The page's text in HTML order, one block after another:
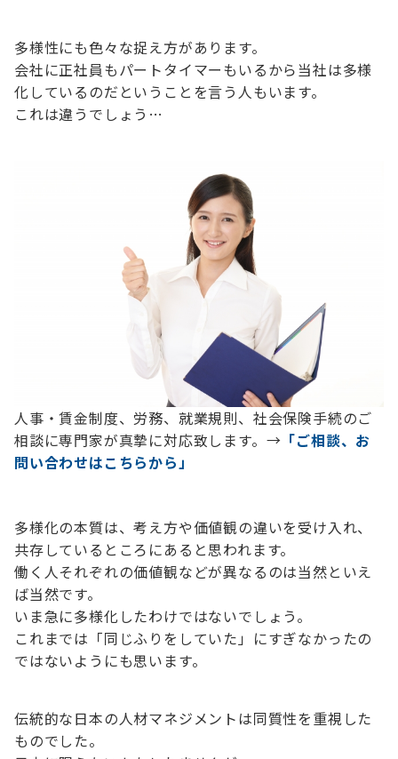
多様性にも色々な捉え方があります。
会社に正社員もパートタイマーもいるから当社は多様
化しているのだということを言う人もいます。
これは違うでしょう…
人事・賃金制度、労務、就業規則、社会保険手続のご
相談に専門家が真摯に対応致します。→ 「ご相談、お
問い合わせはこちらから」
多様化の本質は、考え方や価値観の違いを受け入れ、
共存しているところにあると思われます。
働く人それぞれの価値観などが異なるのは当然といえ
ば当然です。
いま急に多様化したわけではないでしょう。
これまでは「同じふりをしていた」にすぎなかったの
ではないようにも思います。
伝統的な日本の人材マネジメントは同質性を重視した
ものでした。